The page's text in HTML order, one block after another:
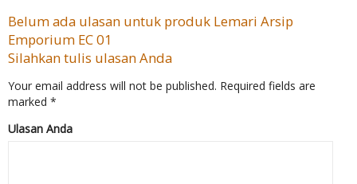
Belum ada ulasan untuk produk Lemari Arsip
Emporium EC 01
Silahkan tulis ulasan Anda
Your email address will not be published. Required fields are
marked *
Ulasan Anda